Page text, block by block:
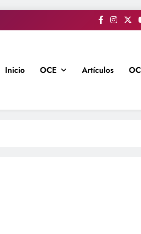
Inicio OCE Artículos